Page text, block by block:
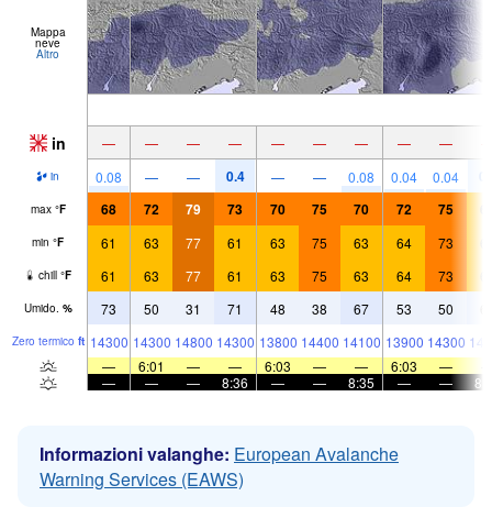
Mappa
neve
Altro
in — — — — — — — — —
in 0.08 — — 0.4 — — 0.08 0.04 0.04
max °F 68 72 79 73 70 75 70 72 75
min °F 61 63 77 61 63 75 63 64 73
chill °F 61 63 77 61 63 75 63 64 73
Umido. % 73 50 31 71 48 38 67 53 50
Zero termico ft 14300 14300 14800 14300 13800 14400 14100 13900 14300
—
6:01 — — 6:03 — — 6:03 —
—
— — 8:36 — — 8:35 — —
Informazioni valanghe: European Avalanche
Warning Services (EAWS)